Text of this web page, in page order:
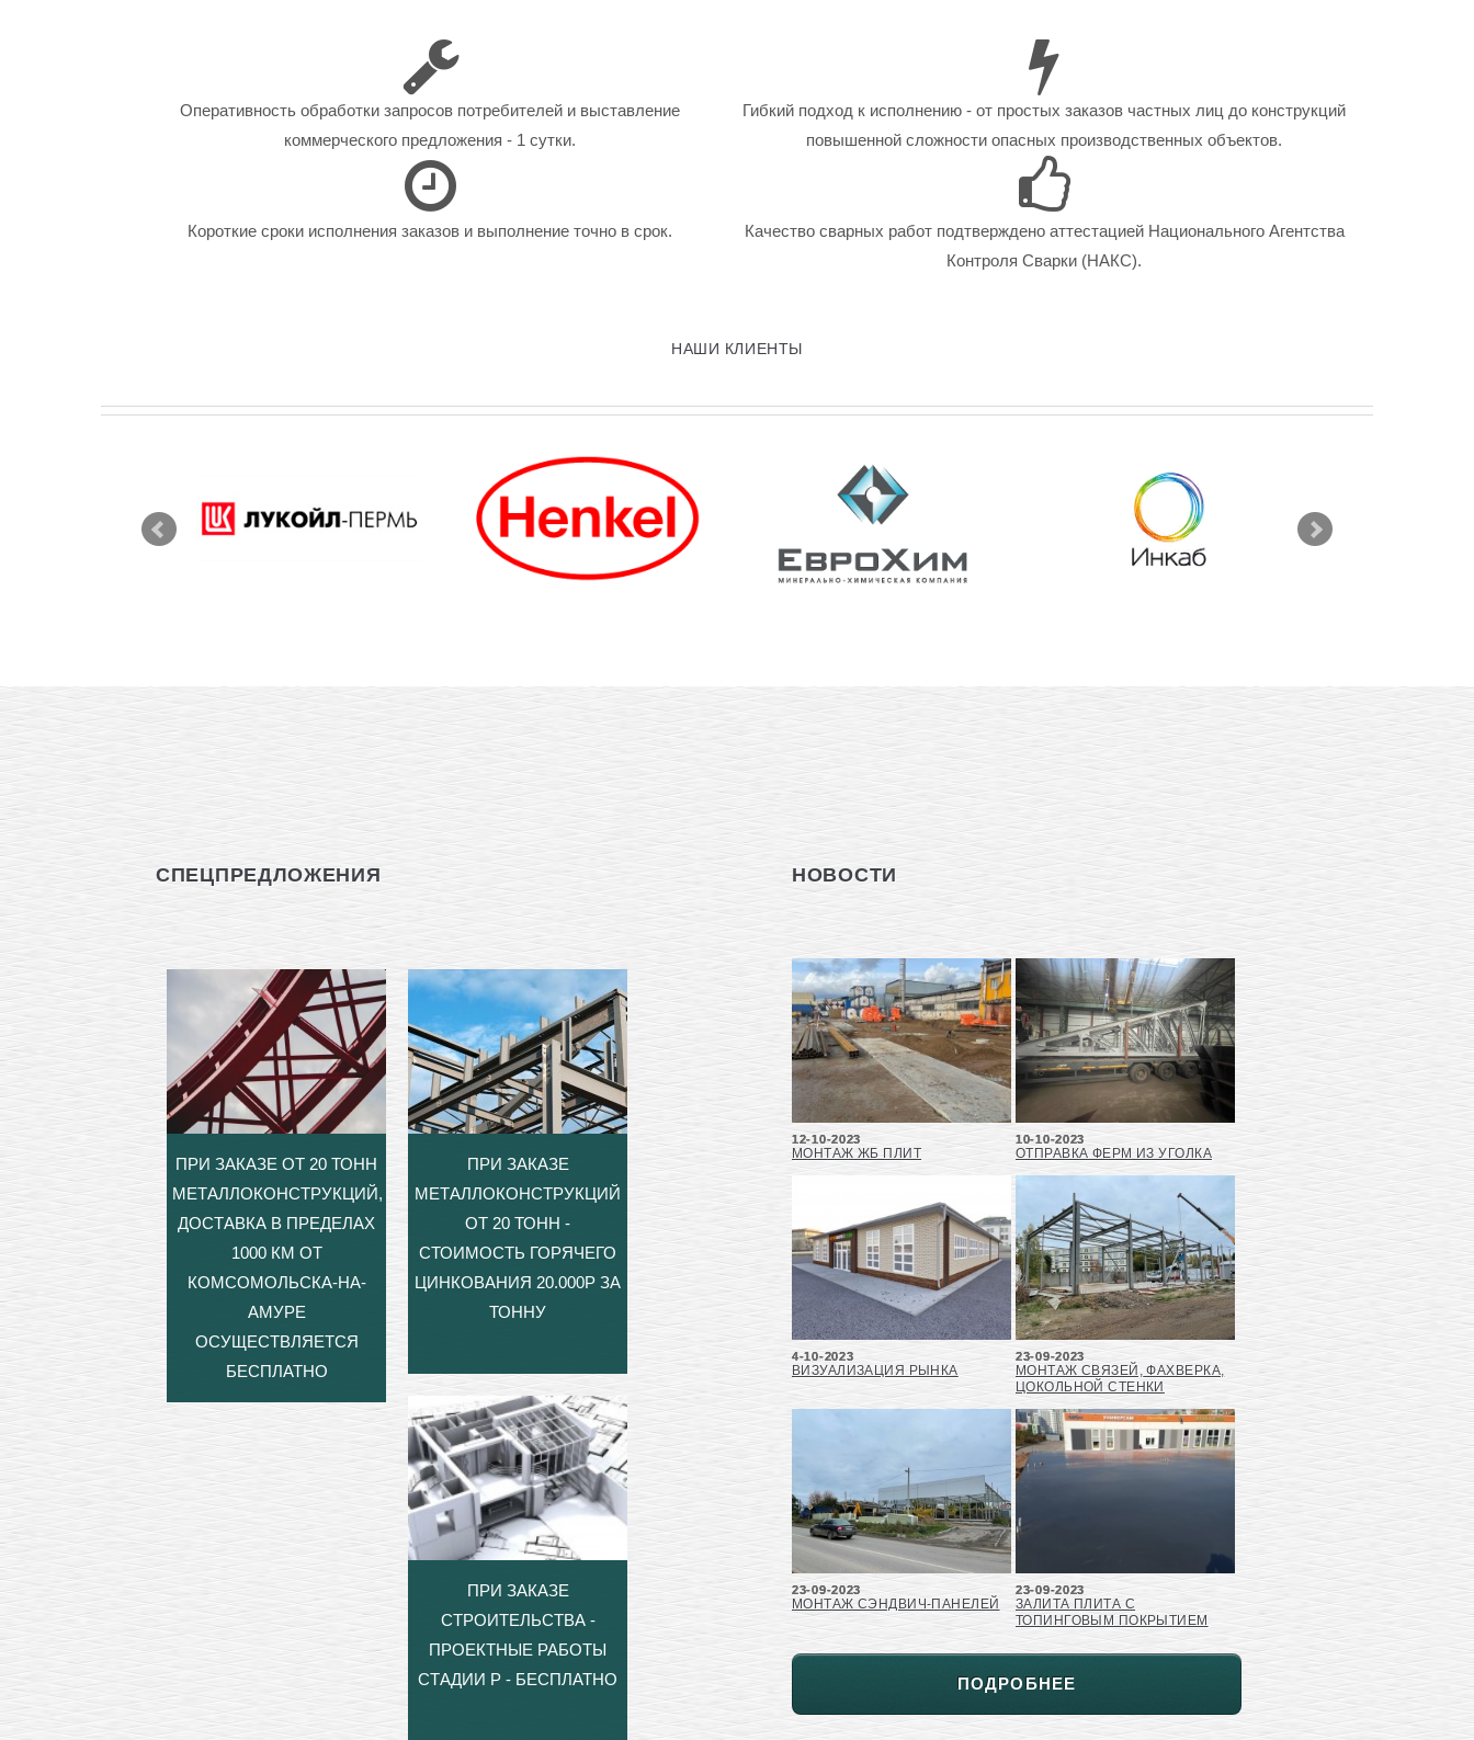
Оперативность обработки запросов потребителей и выставление
коммерческого предложения - 1 сутки.
Гибкий подход к исполнению - от простых заказов частных лиц до конструкций
повышенной сложности опасных производственных объектов.
Короткие сроки исполнения заказов и выполнение точно в срок.
Качество сварных работ подтверждено аттестацией Национального Агентства
Контроля Сварки (НАКС).
НАШИ КЛИЕНТЫ
СПЕЦПРЕДЛОЖЕНИЯ
ПРИ ЗАКАЗЕ ОТ 20 ТОНН
МЕТАЛЛОКОНСТРУКЦИЙ,
ДОСТАВКА В ПРЕДЕЛАХ
1000 КМ ОТ
КОМСОМОЛЬСКА-НА-
АМУРЕ
ОСУЩЕСТВЛЯЕТСЯ
БЕСПЛАТНО
ПРИ ЗАКАЗЕ
МЕТАЛЛОКОНСТРУКЦИЙ
ОТ 20 ТОНН -
СТОИМОСТЬ ГОРЯЧЕГО
ЦИНКОВАНИЯ 20.000Р ЗА
ТОННУ
ПРИ ЗАКАЗЕ
СТРОИТЕЛЬСТВА -
ПРОЕКТНЫЕ РАБОТЫ
СТАДИИ Р - БЕСПЛАТНО
НОВОСТИ
12-10-2023
МОНТАЖ ЖБ ПЛИТ
10-10-2023
ОТПРАВКА ФЕРМ ИЗ УГОЛКА
4-10-2023
ВИЗУАЛИЗАЦИЯ РЫНКА
23-09-2023
МОНТАЖ СВЯЗЕЙ, ФАХВЕРКА,
ЦОКОЛЬНОЙ СТЕНКИ
23-09-2023
МОНТАЖ СЭНДВИЧ-ПАНЕЛЕЙ
23-09-2023
ЗАЛИТА ПЛИТА С
ТОПИНГОВЫМ ПОКРЫТИЕМ
ПОДРОБНЕЕ